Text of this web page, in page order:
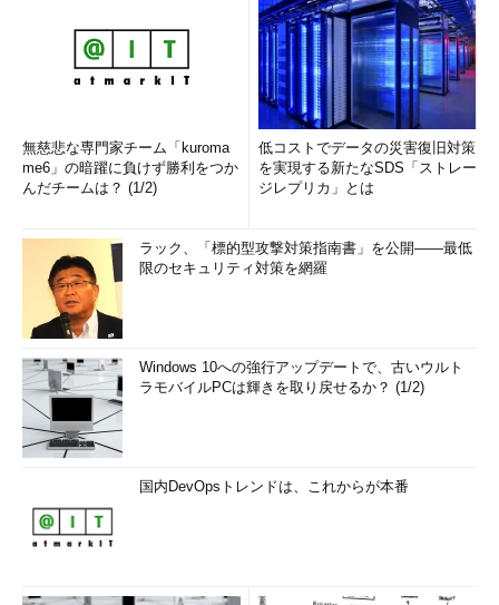
無慈悲な専門家チーム「kuroma
me6」の暗躍に負けず勝利をつか
んだチームは？ (1/2)
低コストでデータの災害復旧対策
を実現する新たなSDS「ストレー
ジレプリカ」とは
ラック、「標的型攻撃対策指南書」を公開――最低
限のセキュリティ対策を網羅
Windows 10への強行アップデートで、古いウルト
ラモバイルPCは輝きを取り戻せるか？ (1/2)
国内DevOpsトレンドは、これからが本番